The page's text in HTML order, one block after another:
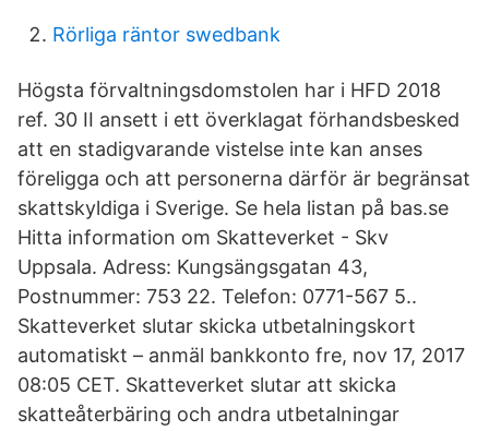
Rörliga räntor swedbank
Högsta förvaltningsdomstolen har i HFD 2018
ref. 30 II ansett i ett överklagat förhandsbesked
att en stadigvarande vistelse inte kan anses
föreligga och att personerna därför är begränsat
skattskyldiga i Sverige. Se hela listan på bas.se
Hitta information om Skatteverket - Skv
Uppsala. Adress: Kungsängsgatan 43,
Postnummer: 753 22. Telefon: 0771-567 5..
Skatteverket slutar skicka utbetalningskort
automatiskt – anmäl bankkonto fre, nov 17, 2017
08:05 CET. Skatteverket slutar att skicka
skatteåterbäring och andra utbetalningar